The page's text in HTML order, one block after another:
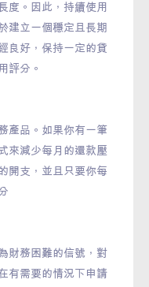
度。因此，持續使用
建立一個穩定且長期
良好，保持一定的貸
評分。
產品。如果你有一筆
來減少每月的還款壓
開支，並且只要你每
財務困難的信號，對
有需要的情況下申請